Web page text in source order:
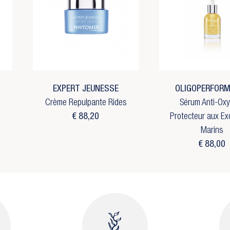
EXPERT JEUNESSE
Crème Repulpante Rides
€ 88,20
Sérum Anti-
Protecteur aux
Marins
€ 88,00